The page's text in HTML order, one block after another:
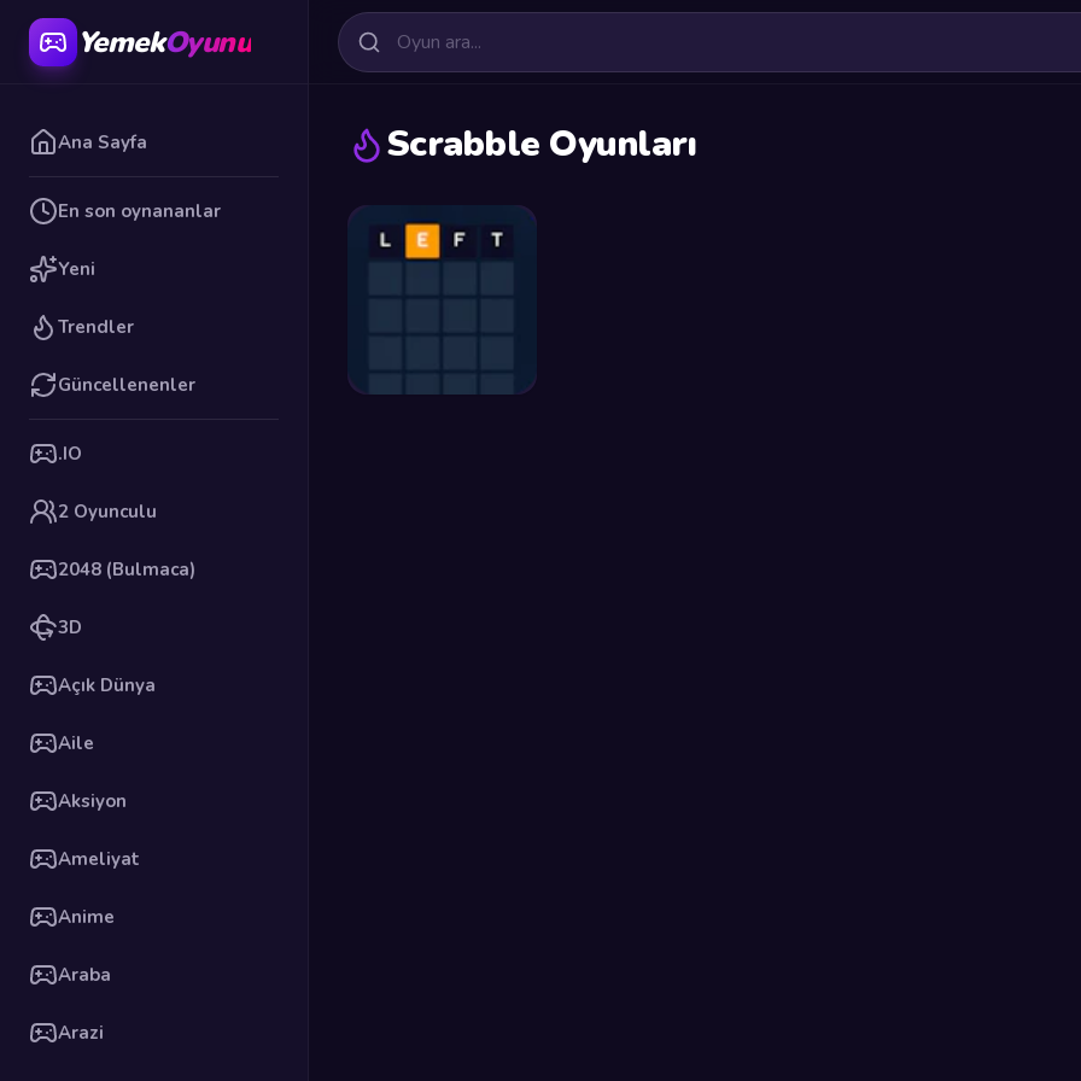
YemekOyunu
Ana Sayfa
En son oynananlar
Yeni
Trendler
Güncellenenler
.IO
2 Oyunculu
2048 (Bulmaca)
3D
Açık Dünya
Aile
Aksiyon
Ameliyat
Anime
Araba
Arazi
Scrabble Oyunları